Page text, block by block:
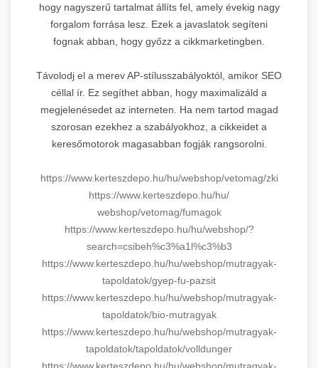
hogy nagyszerű tartalmat állíts fel, amely évekig nagy
forgalom forrása lesz. Ezek a javaslatok segíteni
fognak abban, hogy győzz a cikkmarketingben.
Távolodj el a merev AP-stílusszabályoktól, amikor SEO
céllal ír. Ez segíthet abban, hogy maximalizáld a
megjelenésedet az interneten. Ha nem tartod magad
szorosan ezekhez a szabályokhoz, a cikkeidet a
keresőmotorok magasabban fogják rangsorolni.
https://www.kerteszdepo.hu/hu/webshop/vetomag/zki
https://www.kerteszdepo.hu/hu/
webshop/vetomag/fumagok
https://www.kerteszdepo.hu/hu/webshop/?
search=csibeh%c3%a1l%c3%b3
https://www.kerteszdepo.hu/hu/webshop/mutragyak-
tapoldatok/gyep-fu-pazsit
https://www.kerteszdepo.hu/hu/webshop/mutragyak-
tapoldatok/bio-mutragyak
https://www.kerteszdepo.hu/hu/webshop/mutragyak-
tapoldatok/tapoldatok/volldunger
https://www.kerteszdepo.hu/hu/webshop/mutragyak-